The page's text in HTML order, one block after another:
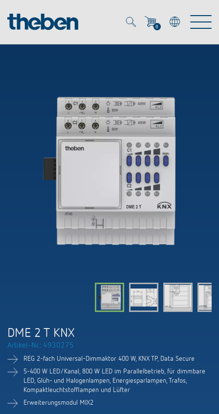
0
Energy Manager
Smart Home
Präsenzmelder & Bewegungsmelder
LED-Leuchten
OEM-Lösungen
Ansprechpartner OEM
Zeit- und Lichtsteuerung
KNX-Systeme
LED Beleuchtung
Apps
Referenzen
HEMS
Downloads
Kataloge und Prospekte
Konformitätserklärungen
Theben AG
Nachhaltigkeit
Engagement
Design
Historie
Technischer Support
Vertrieb Deutschland
Vertrieb Weltweit
Ansprechpartner OEM
DME 2 T KNX
Artikel-Nr.: 4930275
REG 2-fach Universal-Dimmaktor 400 W, KNX TP, Data Secure
5-400 W LED/Kanal, 800 W LED im Parallelbetrieb, für dimmbare
LED, Glüh- und Halogenlampen, Energiesparlampen, Trafos,
Kompaktleuchtstofflampen und Lüfter
Erweiterungsmodul MIX2